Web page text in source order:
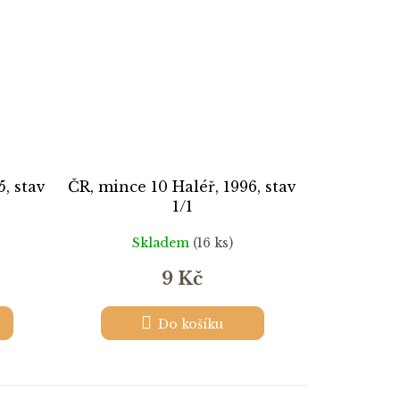
stav
ČR, mince 10 Haléř, 1996, stav
1/1
Skladem (16 ks)
9 Kč
Do košíku